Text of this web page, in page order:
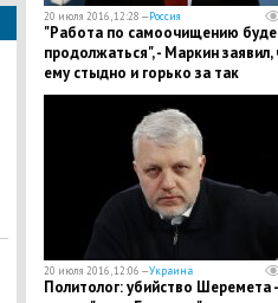
20 июля 2016, 12:28 —Россия
"Работа по самоочищению
продолжаться", - Маркин заявил,
ему стыдно и горько за так
называемых коллег из СК
20 июля 2016, 12:06 —Украина
Политолог: убийство Шеремета -